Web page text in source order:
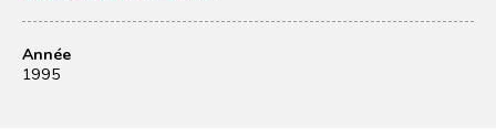
Année
1995